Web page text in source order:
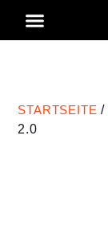
STARTSEITE /
2.0